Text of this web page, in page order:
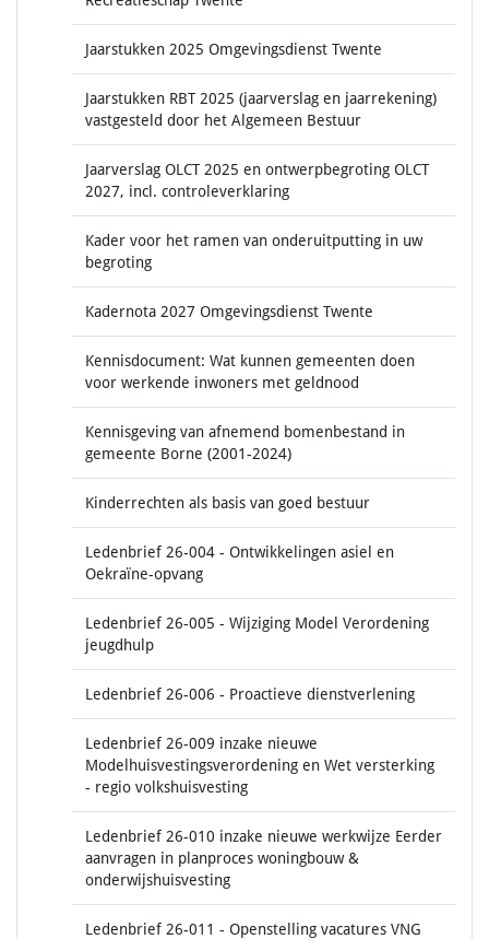
Jaarstukken 2025 Omgevingsdienst Twente
Jaarstukken RBT 2025 (jaarverslag en jaarrekening)
vastgesteld door het Algemeen Bestuur
Jaarverslag OLCT 2025 en ontwerpbegroting OLCT
2027, incl. controleverklaring
Kader voor het ramen van onderuitputting in uw
begroting
Kadernota 2027 Omgevingsdienst Twente
Kennisdocument: Wat kunnen gemeenten doen
voor werkende inwoners met geldnood
Kennisgeving van afnemend bomenbestand in
gemeente Borne (2001-2024)
Kinderrechten als basis van goed bestuur
Ledenbrief 26-004 - Ontwikkelingen asiel en
Oekraïne-opvang
Ledenbrief 26-005 - Wijziging Model Verordening
jeugdhulp
Ledenbrief 26-006 - Proactieve dienstverlening
Ledenbrief 26-009 inzake nieuwe
Modelhuisvestingsverordening en Wet versterking
- regio volkshuisvesting
Ledenbrief 26-010 inzake nieuwe werkwijze Eerder
aanvragen in planproces woningbouw &
onderwijshuisvesting
Ledenbrief 26-011 - Openstelling vacatures VNG